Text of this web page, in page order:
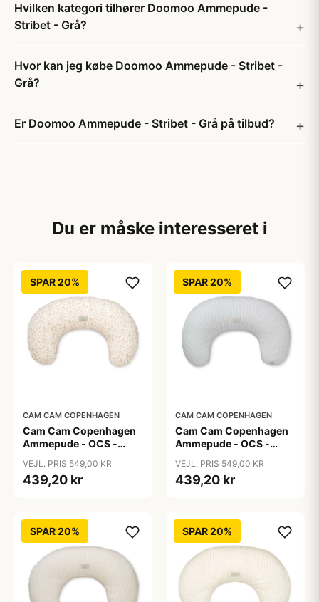
Hvilken kategori tilhører Doomoo Ammepude -
Stribet - Grå?
Hvor kan jeg købe Doomoo Ammepude - Stribet -
Grå?
Er Doomoo Ammepude - Stribet - Grå på tilbud?
Du er måske interesseret i
SPAR 20%
CAM CAM COPENHAGEN
Cam Cam Copenhagen
Ammepude - OCS -
VEJL. PRIS 549,00 KR
439,20 kr
SPAR 20%
CAM CAM COPENHAGEN
Cam Cam Copenhagen
Ammepude - OCS -
VEJL. PRIS 549,00 KR
439,20 kr
SPAR 20% SPAR 20%